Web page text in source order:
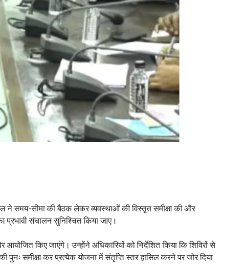
समय-सीमा की बैठक लेकर व्यवस्थाओं की विस्तृत समीक्षा की और
प्रभावी संचालन सुनिश्चित किया जाए।
किए जाएंगे। उन्होंने अधिकारियों को निर्देशित किया कि शिविरों से
समीक्षा कर प्रत्येक योजना में संतृप्ति स्तर हासिल करने पर जोर दिया